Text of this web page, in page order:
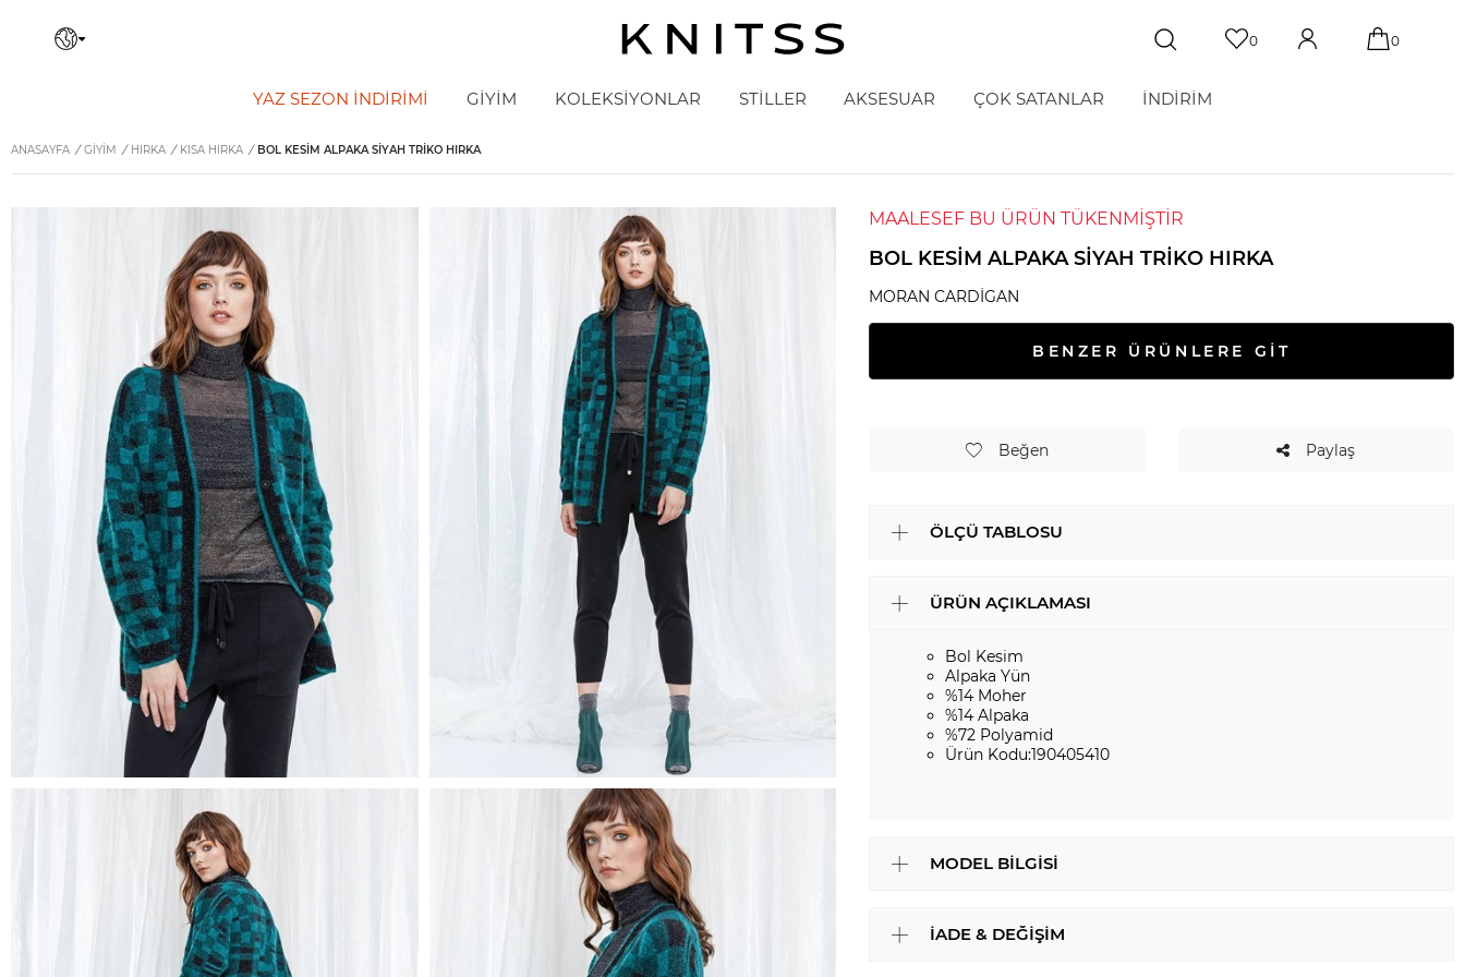
0 0
YAZ SEZON İNDIRIMI GİYİM KOLEKSİYONLAR STİLLER AKSESUAR ÇOK SATANLAR İNDİRİM
ANASAYFA / GİYİM / HIRKA / KISA HIRKA / BOL KESIM ALPAKA SIYAH TRIKO HIRKA
MAALESEF BU ÜRÜN TÜKENMİŞTİR
BOL KESIM ALPAKA SIYAH TRIKO HIRKA
MORAN CARDIGAN
BENZER ÜRÜNLERE GİT
Beğen Paylaş
ÖLÇÜ TABLOSU
ÜRÜN AÇIKLAMASI
Bol Kesim
Alpaka Yün
%14 Moher
%14 Alpaka
%72 Polyamid
Ürün Kodu:190405410
MODEL BILGISI
İADE & DEĞIŞIM